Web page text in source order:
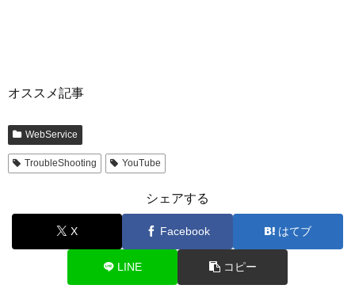
オススメ記事
WebService
TroubleShooting YouTube
シェアする
X Facebook はてブ
LINE コピー